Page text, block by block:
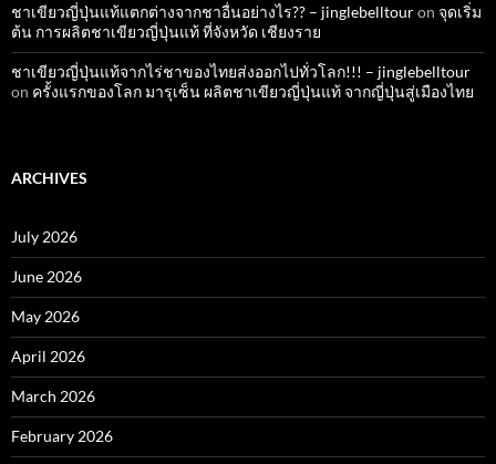
ชาเขียวญี่ปุ่นแท้แตกต่างจากชาอื่นอย่างไร?? – jinglebelltouron จุดเริ่ม
ต้น การผลิตชาเขียวญี่ปุ่นแท้ ที่จังหวัด เชียงราย
ชาเขียวญี่ปุ่นแท้จากไร่ชาของไทยส่งออกไปทั่วโลก!!! – jinglebelltour
on ครั้งแรกของโลก มารุเซ็น ผลิตชาเขียวญี่ปุ่นแท้ จากญี่ปุ่นสู่เมืองไทย
ARCHIVES
July 2026
June 2026
May 2026
April 2026
March 2026
February 2026